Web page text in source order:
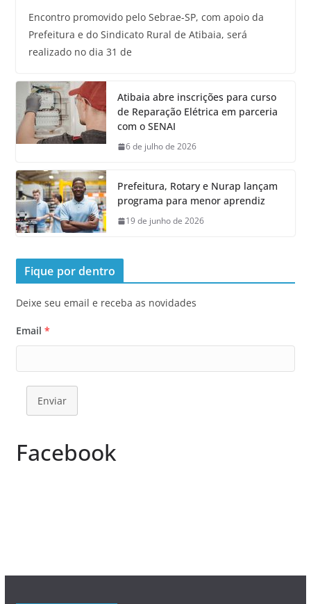
Encontro promovido pelo Sebrae-SP, com apoio da
Prefeitura e do Sindicato Rural de Atibaia, será
realizado no dia 31 de
Atibaia abre inscrições para curso
de Reparação Elétrica em parceria
com o SENAI
6 de julho de 2026
Prefeitura, Rotary e Nurap lançam
programa para menor aprendiz
19 de junho de 2026
Fique por dentro
Deixe seu email e receba as novidades
Email *
Enviar
Facebook